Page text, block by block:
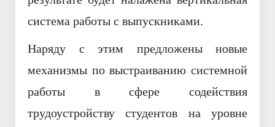
система работы с выпускниками.
Наряду с этим предложены новые
механизмы по выстраиванию системной
работы в сфере содействия
трудоустройству студентов на уровне